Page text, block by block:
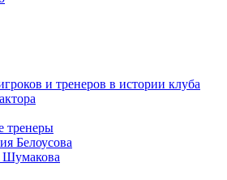
и тренеров в истории клуба
тренеры
Белоусова